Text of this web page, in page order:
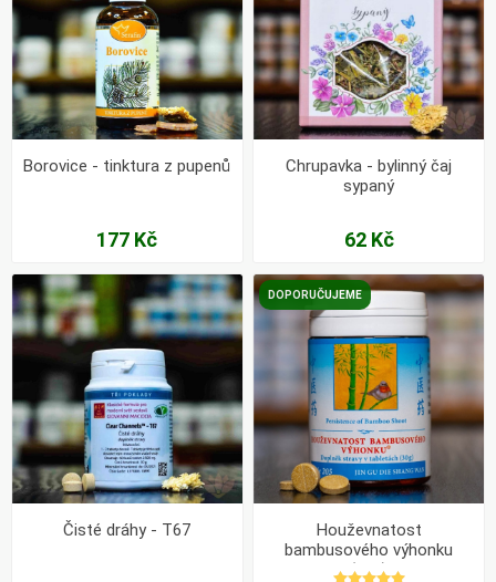
Borovice - tinktura z pupenů
177 Kč
Chrupavka - bylinný čaj
sypaný
62 Kč
Čisté dráhy - T67
DOPORUČUJEME
Houževnatost
bambusového výhonku
(205)